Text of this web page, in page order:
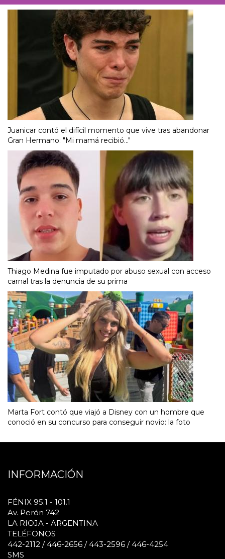
Juanicar contó el difícil momento que vive tras abandonar
Gran Hermano: "Mi mamá recibió..."
Thiago Medina fue imputado por abuso sexual con acceso
carnal tras la denuncia de su prima
Marta Fort contó que viajó a Disney con un hombre que
conoció en su concurso para conseguir novio: la foto
INFORMACIÓN
FÉNIX 95.1 - 101.1
Av. Perón 742
LA RIOJA - ARGENTINA
TELÉFONOS
442-2112 / 446-2656 / 443-2596 / 446-4254
SMS